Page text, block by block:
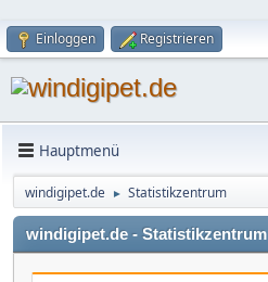
Einloggen Registrieren
Hauptmenü
windigipet.de ► Statistikzentrum
windigipet.de - Statistikzentrum